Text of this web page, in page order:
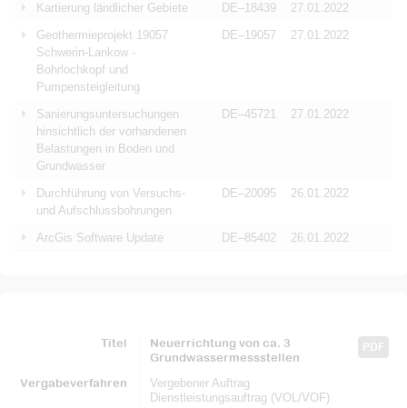
Kartierung ländlicher Gebiete DE–18439
27.01.2022
Geothermieprojekt 19057
Schwerin-Lankow -
Bohrlochkopf und
Pumpensteigleitung
DE–19057 27.01.2022
Sanierungsuntersuchungen
hinsichtlich der vorhandenen
Belastungen in Boden und
Grundwasser
DE–45721 27.01.2022
Durchführung von Versuchs-
und Aufschlussbohrungen
DE–20095 26.01.2022
ArcGis Software Update DE–85402 26.01.2022
Titel PDF
Neuerrichtung von ca. 3
Grundwassermessstellen
Vergabeverfahren
Vergebener Auftrag
Dienstleistungsauftrag (VOL/VOF)